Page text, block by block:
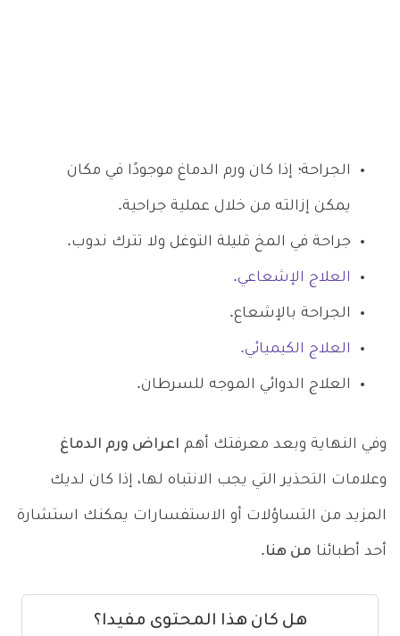
الجراحة؛ إذا كان ورم الدماغ موجودًا في مكان
يمكن إزالته من خلال عملية جراحية.
جراحة في المخ قليلة التوغل ولا تترك ندوب.
العلاج الإشعاعي.
الجراحة بالإشعاع.
العلاج الكيميائي.
العلاج الدوائي الموجه للسرطان.
وفي النهاية وبعد معرفتك أهم اعراض ورم الدماغ
وعلامات التحذير التي يجب الانتباه لها، إذا كان لديك
المزيد من التساؤلات أو الاستفسارات يمكنك استشارة
أحد أطبائنا من هنا.
هل كان هذا المحتوى مفيدا؟